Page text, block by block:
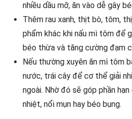
nhiều dầu mỡ, ăn vào dễ gây
Thêm rau xanh, thịt bò, tôm,
phẩm khác khi nấu mì tôm để
béo thừa và tăng cường đạm
Nếu thường xuyên ăn mì tôm
nước, trái cây để cơ thể giải
ngoài. Nhờ đó sẽ góp phần
nhiệt, nổi mụn hay béo bụng.